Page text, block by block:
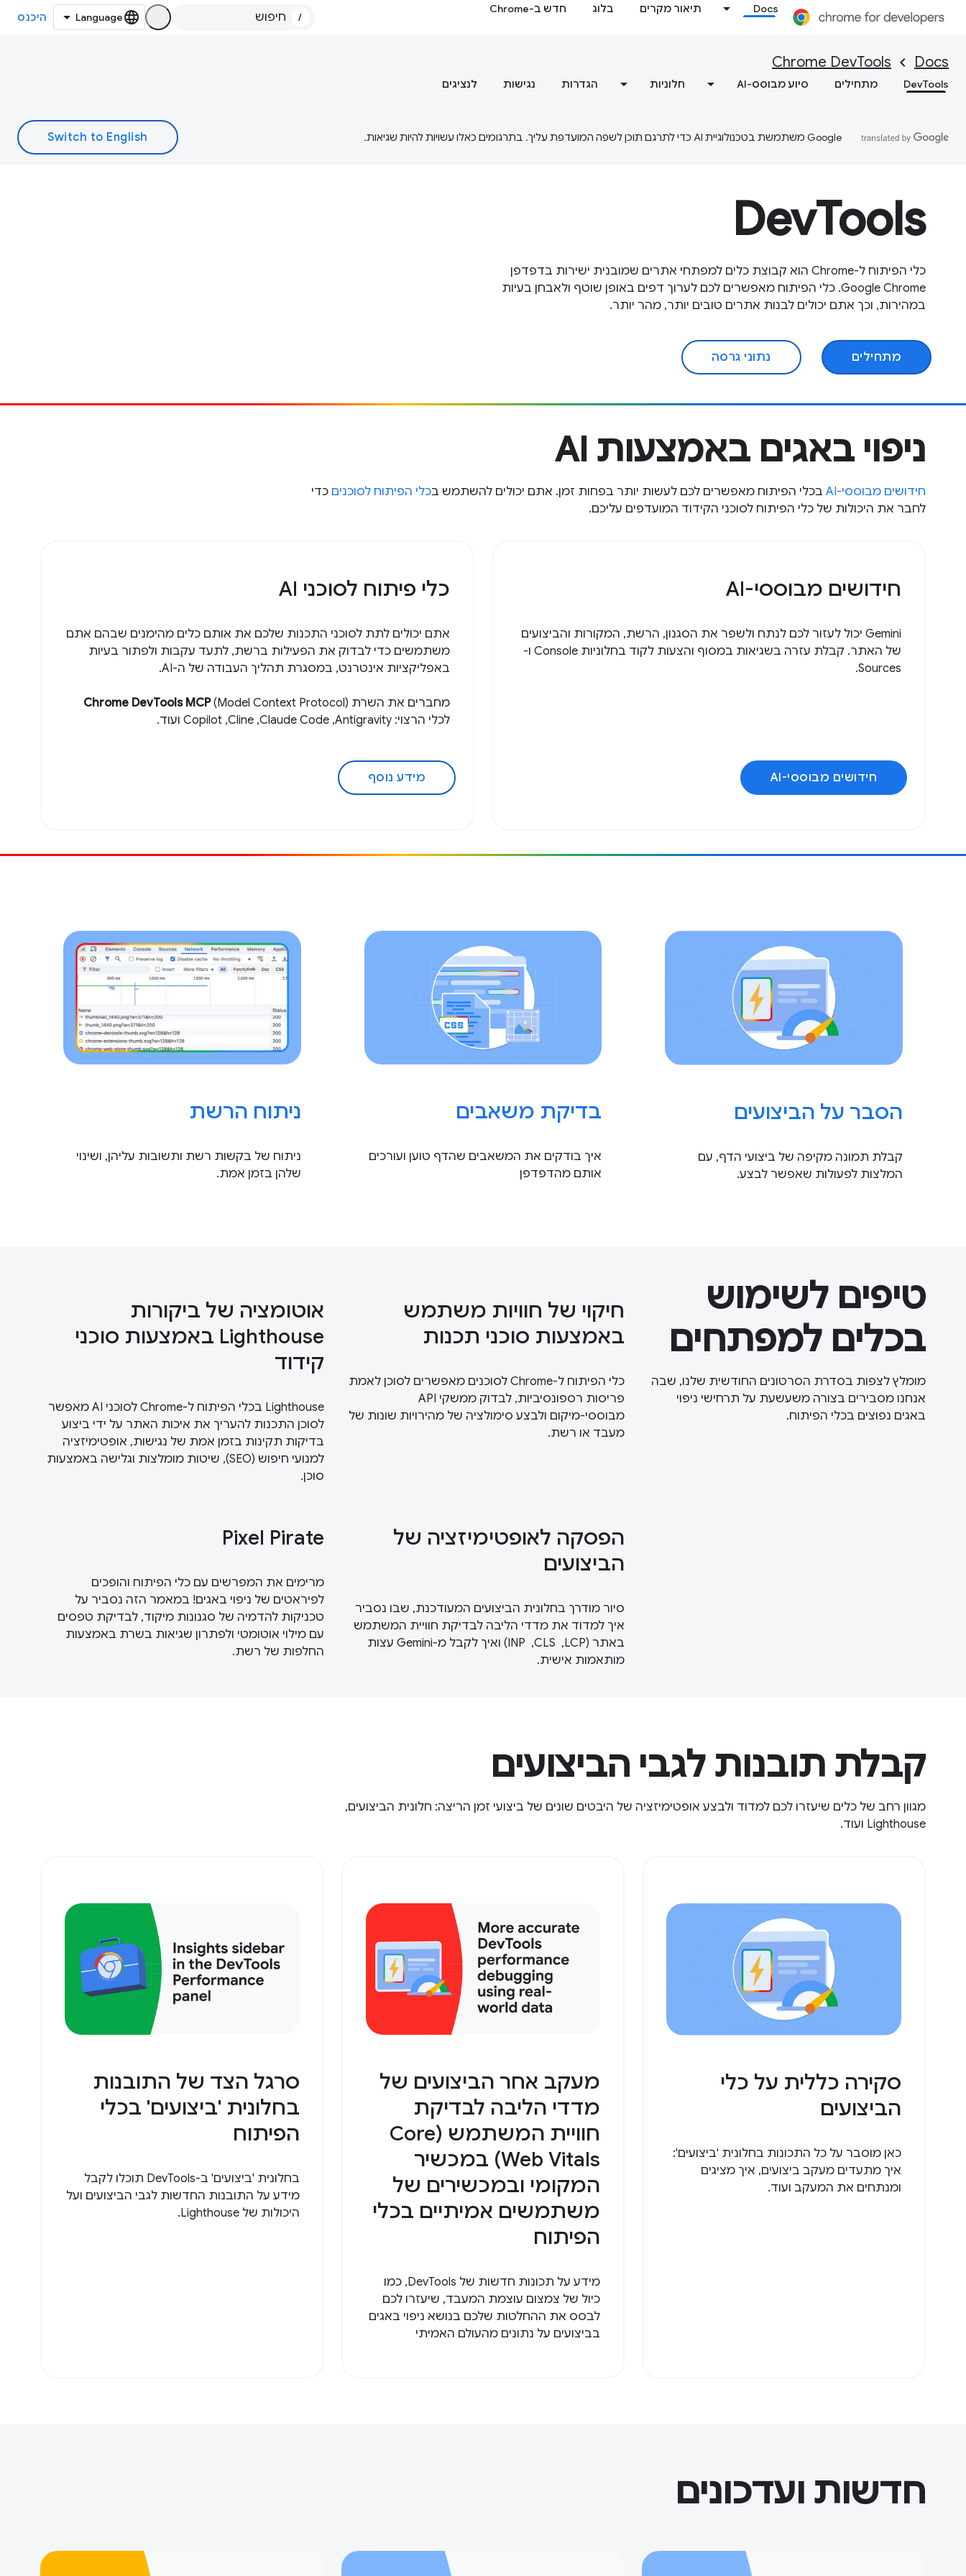
Docs תיאור מקרים בלוג חדש ב-Chrome
/ היכנס
Docs
Chrome DevTools
DevTools מתחילים סיוע מבוסס-AI חלוניות הגדרות נגישות לנציגים
‫Google משתמשת בטכנולוגיית AI כדי לתרגם תוכן לשפה המועדפת עליך. בתרגומים כאלו עשויות להיות שגיאות.
DevTools
כלי הפיתוח ל-Chrome הוא קבוצת כלים למפתחי אתרים שמובנית ישירות בדפדפן
Google Chrome. כלי הפיתוח מאפשרים לכם לערוך דפים באופן שוטף ולאבחן בעיות
במהירות, וכך אתם יכולים לבנות אתרים טובים יותר, מהר יותר.
מתחילים נתוני גרסה
ניפוי באגים באמצעות AI
חידושים מבוססי-AI בכלי הפיתוח מאפשרים לכם לעשות יותר בפחות זמן. אתם יכולים להשתמש בכלי הפיתוח לסוכנים כדי
לחבר את היכולות של כלי הפיתוח לסוכני הקידוד המועדפים עליכם.
חידושים מבוססי-AI
‫Gemini יכול לעזור לכם לנתח ולשפר את הסגנון, הרשת, המקורות והביצועים
של האתר. קבלת עזרה בשגיאות במסוף והצעות לקוד בחלוניות Console ו-
Sources.
חידושים מבוססי-AI
כלי פיתוח לסוכני AI
אתם יכולים לתת לסוכני התכנות שלכם את אותם כלים מהימנים שבהם אתם
משתמשים כדי לבדוק את הפעילות ברשת, לתעד עקבות ולפתור בעיות
באפליקציות אינטרנט, במסגרת תהליך העבודה של ה-AI.
מחברים את השרת Chrome DevTools MCP(Model Context Protocol)
לכלי הרצוי: Antigravity,‏ Claude Code,‏ Cline,‏ Copilot ועוד.
מידע נוסף
הסבר על הביצועים
קבלת תמונה מקיפה של ביצועי הדף, עם
המלצות לפעולות שאפשר לבצע.
בדיקת משאבים
איך בודקים את המשאבים שהדף טוען ועורכים
אותם מהדפדפן
ניתוח הרשת
ניתוח של בקשות רשת ותשובות עליהן, ושינוי
שלהן בזמן אמת.
טיפים לשימוש
בכלים למפתחים
מומלץ לצפות בסדרת הסרטונים החודשית שלנו, שבה
אנחנו מסבירים בצורה משעשעת על תרחישי ניפוי
באגים נפוצים בכלי הפיתוח.
חיקוי של חוויות משתמש
באמצעות סוכני תכנות
כלי הפיתוח ל-Chrome לסוכנים מאפשרים לסוכן לאמת
פריסות רספונסיביות, לבדוק ממשקי API
מבוססי-מיקום ולבצע סימולציה של מהירויות שונות של
מעבד או רשת.
אוטומציה של ביקורות
Lighthouse באמצעות סוכני
קידוד
‫Lighthouse בכלי הפיתוח ל-Chrome לסוכני AI מאפשר
לסוכן התכנות להעריך את איכות האתר על ידי ביצוע
בדיקות תקינות בזמן אמת של נגישות, אופטימיזציה
למנועי חיפוש (SEO), שיטות מומלצות וגלישה באמצעות
סוכן.
הפסקה לאופטימיזציה של
הביצועים
סיור מודרך בחלונית הביצועים המעודכנת, שבו נסביר
איך למדוד את מדדי הליבה לבדיקת חוויית המשתמש
באתר (LCP, ‏ CLS, ‏ INP) ואיך לקבל מ-Gemini עצות
מותאמות אישית.
Pixel Pirate
מרימים את המפרשים עם כלי הפיתוח והופכים
לפיראטים של ניפוי באגים! במאמר הזה נסביר על
טכניקות להדמיה של סגנונות מיקוד, לבדיקת טפסים
עם מילוי אוטומטי ולפתרון שגיאות בשרת באמצעות
החלפות של רשת.
קבלת תובנות לגבי הביצועים
מגוון רחב של כלים שיעזרו לכם למדוד ולבצע אופטימיזציה של היבטים שונים של ביצועי זמן הריצה: חלונית הביצועים,
Lighthouse ועוד.
סקירה כללית על כלי
הביצועים
כאן מוסבר על כל התכונות בחלונית 'ביצועים':
איך מתעדים מעקב ביצועים, איך מציגים
ומנתחים את המעקב ועוד.
מעקב אחר הביצועים של
מדדי הליבה לבדיקת
חוויית המשתמש (Core
Web Vitals) במכשיר
המקומי ובמכשירים של
משתמשים אמיתיים בכלי
הפיתוח
מידע על תכונות חדשות של DevTools, כמו
כיול של צמצום עוצמת המעבד, שיעזרו לכם
לבסס את ההחלטות שלכם בנושא ניפוי באגים
בביצועים על נתונים מהעולם האמיתי
סרגל הצד של התובנות
בחלונית 'ביצועים' בכלי
הפיתוח
בחלונית 'ביצועים' ב-DevTools תוכלו לקבל
מידע על התובנות החדשות לגבי הביצועים ועל
היכולות של Lighthouse.
חדשות ועדכונים